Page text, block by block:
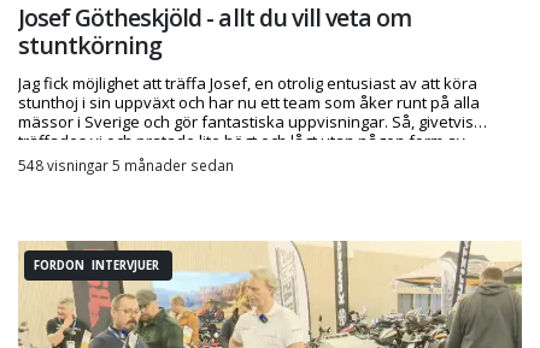
Josef Götheskjöld - allt du vill veta om
stuntkörning
Jag fick möjlighet att träffa Josef, en otrolig entusiast av att köra
stunthoj i sin uppväxt och har nu ett team som åker runt på alla
mässor i Sverige och gör fantastiska uppvisningar. Så, givetvis
träffades vi och pratade lite högt och lågt utan någon form av
talmanus - mycket nöje!
548 visningar 5 månader sedan
FORDON INTERVJUER